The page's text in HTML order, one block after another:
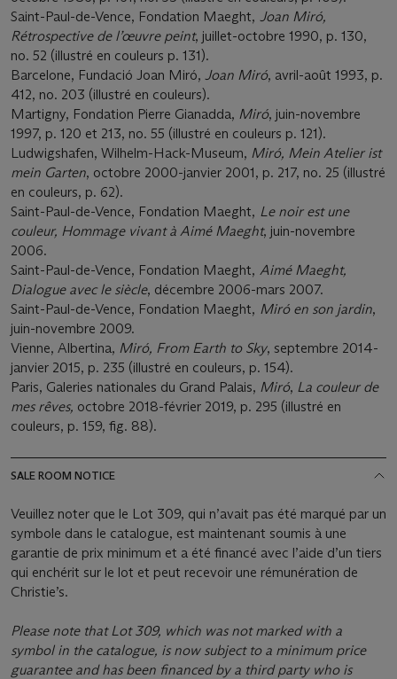
Saint-Paul-de-Vence, Fondation Maeght, Joan Miró,
Rétrospective de l’œuvre peint, juillet-octobre 1990, p. 130,
no. 52 (illustré en couleurs p. 131).
Barcelone, Fundació Joan Miró, Joan Miró, avril-août 1993, p.
412, no. 203 (illustré en couleurs).
Martigny, Fondation Pierre Gianadda, Miró, juin-novembre
1997, p. 120 et 213, no. 55 (illustré en couleurs p. 121).
Ludwigshafen, Wilhelm-Hack-Museum, Miró, Mein Atelier ist
mein Garten, octobre 2000-janvier 2001, p. 217, no. 25 (illustré
en couleurs, p. 62).
Saint-Paul-de-Vence, Fondation Maeght, Le noir est une
couleur, Hommage vivant à Aimé Maeght, juin-novembre
2006.
Saint-Paul-de-Vence, Fondation Maeght, Aimé Maeght,
Dialogue avec le siècle, décembre 2006-mars 2007.
Saint-Paul-de-Vence, Fondation Maeght, Miró en son jardin,
juin-novembre 2009.
Vienne, Albertina, Miró, From Earth to Sky, septembre 2014-
janvier 2015, p. 235 (illustré en couleurs, p. 154).
Paris, Galeries nationales du Grand Palais, Miró, La couleur de
mes rêves, octobre 2018-février 2019, p. 295 (illustré en
couleurs, p. 159, fig. 88).
SALE ROOM NOTICE
Veuillez noter que le Lot 309, qui n’avait pas été marqué par un
symbole dans le catalogue, est maintenant soumis à une
garantie de prix minimum et a été financé avec l’aide d’un tiers
qui enchérit sur le lot et peut recevoir une rémunération de
Christie’s.
Please note that Lot 309, which was not marked with a
symbol in the catalogue, is now subject to a minimum price
guarantee and has been financed by a third party who is